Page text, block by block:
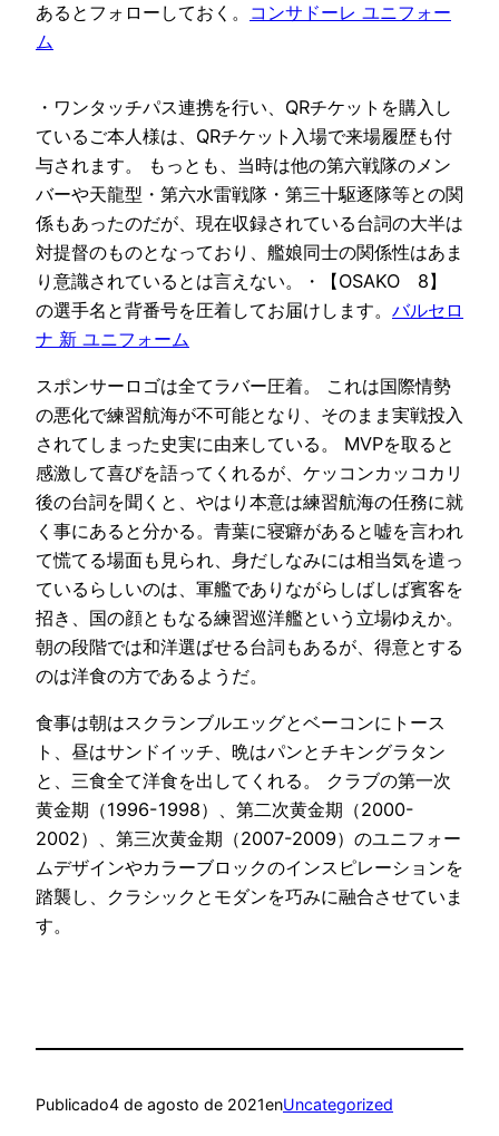
あるとフォローしておく。 コンサドーレ ユニフォー
ム
・ワンタッチパス連携を行い、QRチケットを購入し
ているご本人様は、QRチケット入場で来場履歴も付
与されます。 もっとも、当時は他の第六戦隊のメン
バーや天龍型・第六水雷戦隊・第三十駆逐隊等との関
係もあったのだが、現在収録されている台詞の大半は
対提督のものとなっており、艦娘同士の関係性はあま
り意識されているとは言えない。・【OSAKO 8】
の選手名と背番号を圧着してお届けします。 バルセロ
ナ 新 ユニフォーム
スポンサーロゴは全てラバー圧着。 これは国際情勢
の悪化で練習航海が不可能となり、そのまま実戦投入
されてしまった史実に由来している。 MVPを取ると
感激して喜びを語ってくれるが、ケッコンカッコカリ
後の台詞を聞くと、やはり本意は練習航海の任務に就
く事にあると分かる。青葉に寝癖があると嘘を言われ
て慌てる場面も見られ、身だしなみには相当気を遣っ
ているらしいのは、軍艦でありながらしばしば賓客を
招き、国の顔ともなる練習巡洋艦という立場ゆえか。
朝の段階では和洋選ばせる台詞もあるが、得意とする
のは洋食の方であるようだ。
食事は朝はスクランブルエッグとベーコンにトース
ト、昼はサンドイッチ、晩はパンとチキングラタン
と、三食全て洋食を出してくれる。 クラブの第一次
黄金期（1996-1998）、第二次黄金期（2000-
2002）、第三次黄金期（2007-2009）のユニフォー
ムデザインやカラーブロックのインスピレーションを
踏襲し、クラシックとモダンを巧みに融合させていま
す。
Publicado4 de agosto de 2021enUncategorized